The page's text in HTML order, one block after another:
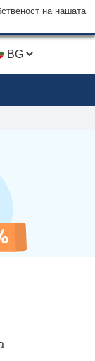
на нашата
BG